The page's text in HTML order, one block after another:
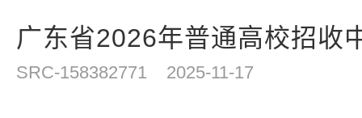
广东省2026年普通高校招收
SRC-158382771 2025-11-17